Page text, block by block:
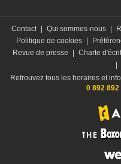
Contact Qui sommes-nous
Politique de cookies
Revue de presse
Charte
Retrouvez tous les horaires et
0 892 892